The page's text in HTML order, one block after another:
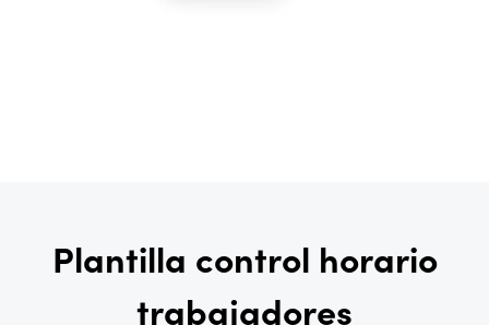
Plantilla control horario
trabajadores